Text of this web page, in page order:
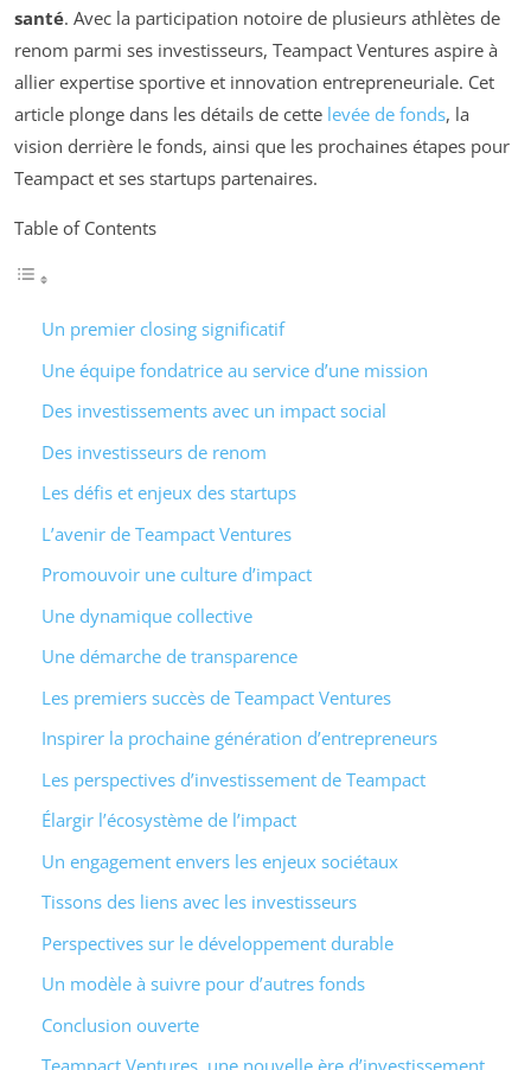
santé. Avec la participation notoire de plusieurs athlètes de
renom parmi ses investisseurs, Teampact Ventures aspire à
allier expertise sportive et innovation entrepreneuriale. Cet
article plonge dans les détails de cette levée de fonds, la
vision derrière le fonds, ainsi que les prochaines étapes pour
Teampact et ses startups partenaires.
Table of Contents
Un premier closing significatif
Une équipe fondatrice au service d’une mission
Des investissements avec un impact social
Des investisseurs de renom
Les défis et enjeux des startups
L’avenir de Teampact Ventures
Promouvoir une culture d’impact
Une dynamique collective
Une démarche de transparence
Les premiers succès de Teampact Ventures
Inspirer la prochaine génération d’entrepreneurs
Les perspectives d’investissement de Teampact
Élargir l’écosystème de l’impact
Un engagement envers les enjeux sociétaux
Tissons des liens avec les investisseurs
Perspectives sur le développement durable
Un modèle à suivre pour d’autres fonds
Conclusion ouverte